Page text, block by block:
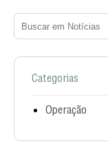
Categorias
Operação